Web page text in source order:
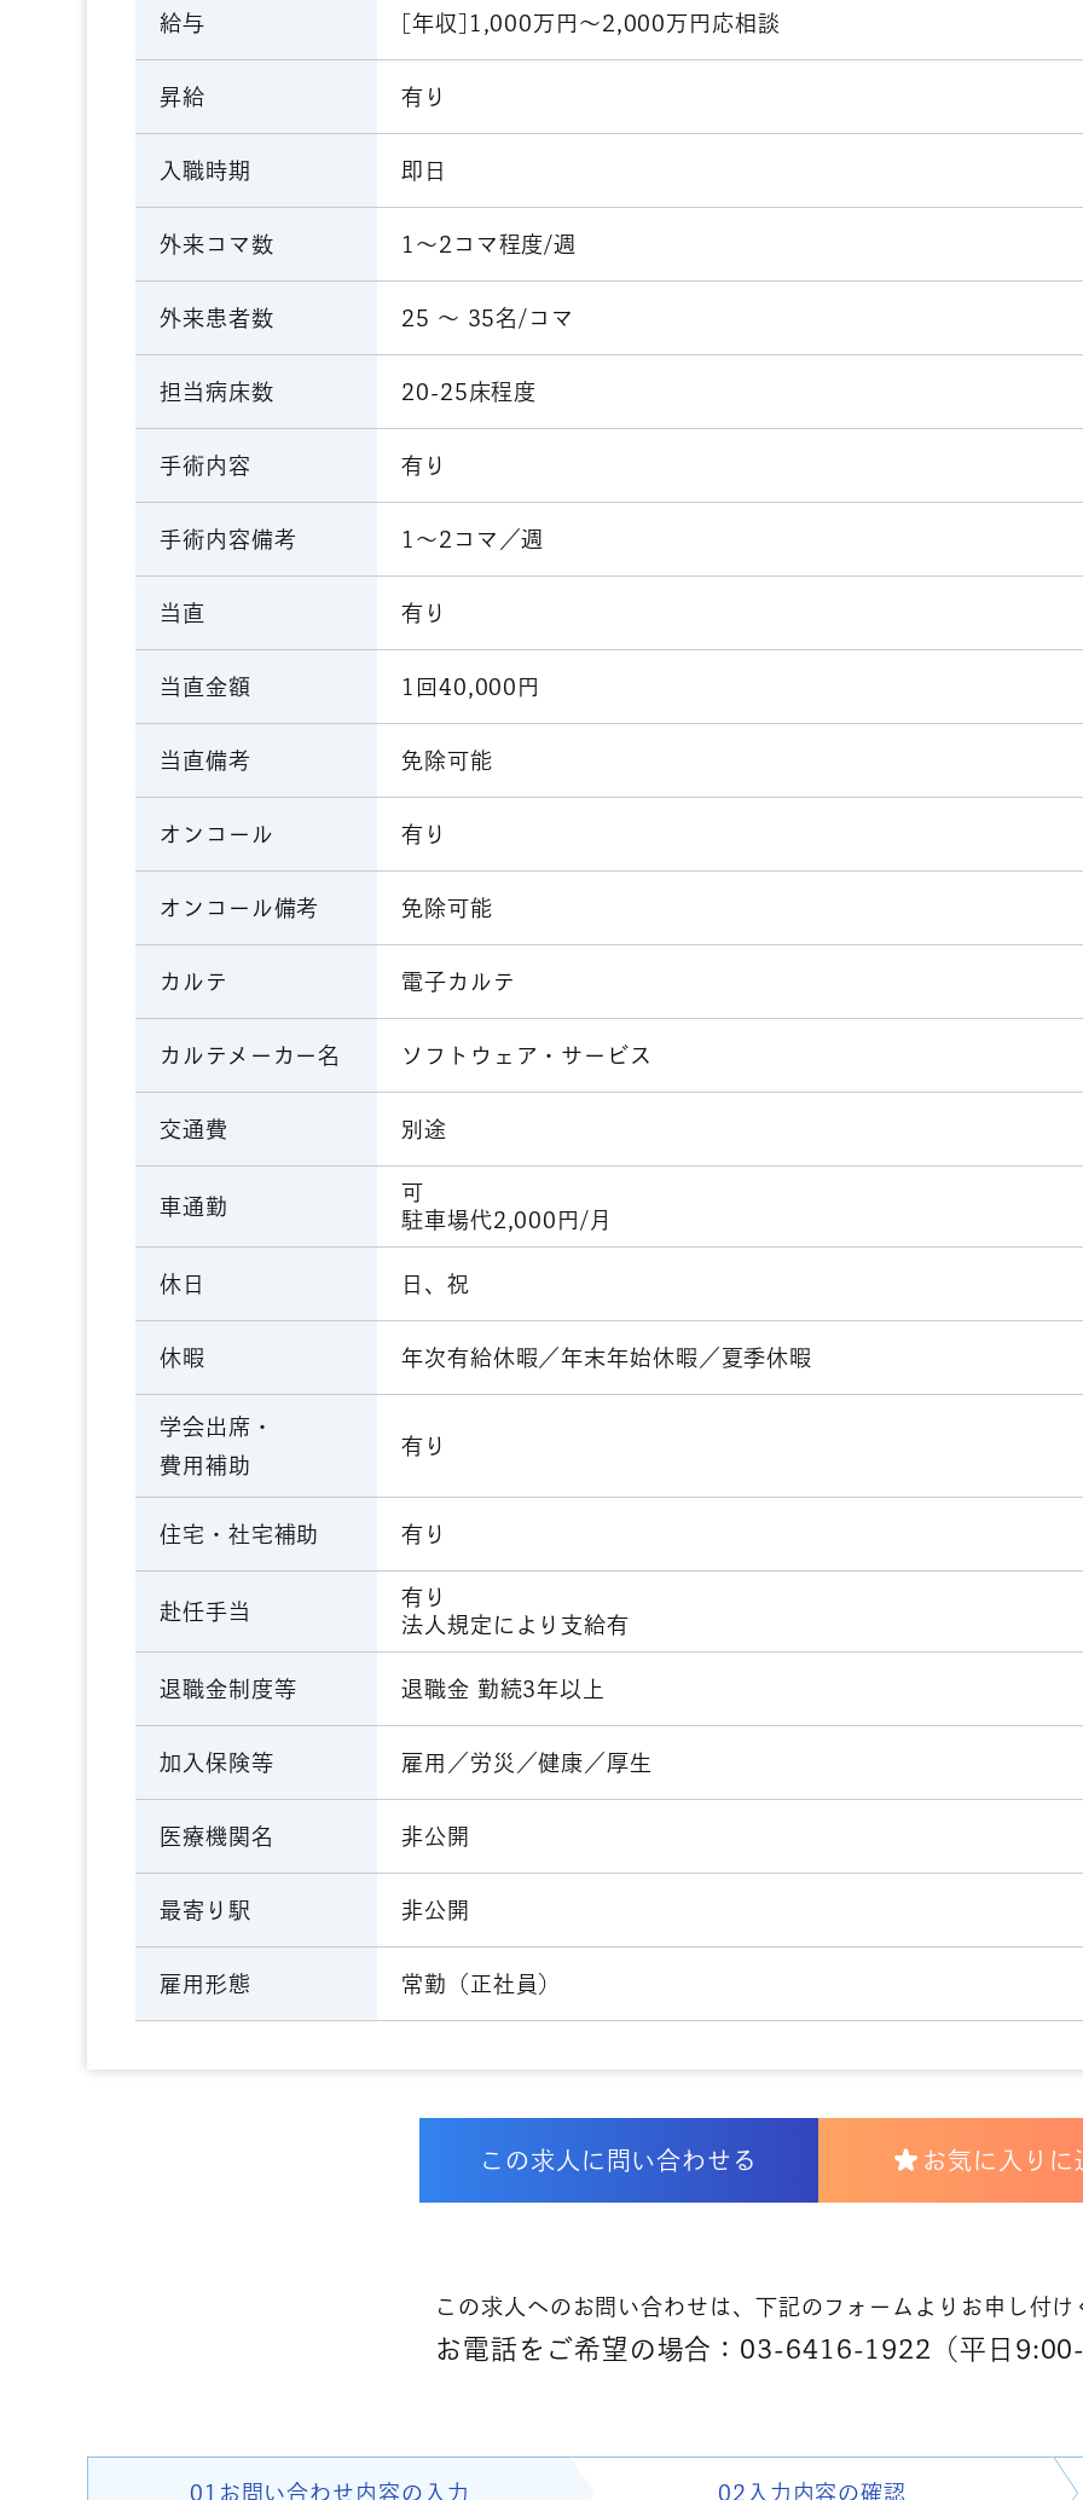
給与 [年収]1,000万円～2,000万円応相談
昇給 有り
入職時期 即日
外来コマ数 1～2コマ程度/週
外来患者数 25 ～ 35名/コマ
担当病床数 20-25床程度
手術内容 有り
手術内容備考 1～2コマ／週
当直 有り
当直金額 1回40,000円
当直備考 免除可能
オンコール 有り
オンコール備考 免除可能
カルテ 電子カルテ
カルテメーカー名 ソフトウェア・サービス
交通費 別途
車通勤
可
駐車場代2,000円/月
休日 日、祝
休暇 年次有給休暇／年末年始休暇／夏季休暇
学会出席・
費用補助
有り
住宅・社宅補助 有り
赴任手当
有り
法人規定により支給有
退職金制度等 退職金 勤続3年以上
加入保険等 雇用／労災／健康／厚生
医療機関名 非公開
最寄り駅 非公開
雇用形態 常勤（正社員）
この求人に問い合わせる お気に入りに
この求人へのお問い合わせは、下記のフォームよりお申し付け
お電話をご希望の場合：03-6416-1922（平日
01お問い合わせ 内容の入力 02入力内容の確認